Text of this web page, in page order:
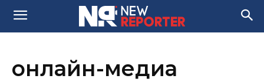
онлайн-медиа